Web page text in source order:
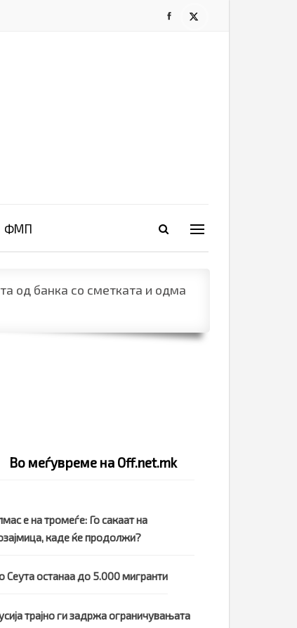
ФМП
од банка со сметката и одма
Во меѓувреме на Off.net.mk
e на тромеѓе: Го сакаат на
каде ќе продолжи?
Сеута останаа до 5.000 мигранти
трајно ги задржа ограничувањата